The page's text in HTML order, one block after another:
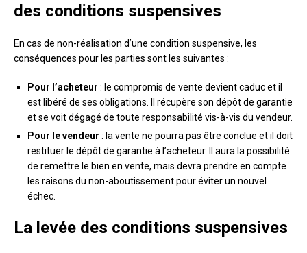
des conditions suspensives
En cas de non-réalisation d’une condition suspensive, les
conséquences pour les parties sont les suivantes :
Pour l’acheteur : le compromis de vente devient caduc et il
est libéré de ses obligations. Il récupère son dépôt de garantie
et se voit dégagé de toute responsabilité vis-à-vis du vendeur.
Pour le vendeur : la vente ne pourra pas être conclue et il doit
restituer le dépôt de garantie à l’acheteur. Il aura la possibilité
de remettre le bien en vente, mais devra prendre en compte
les raisons du non-aboutissement pour éviter un nouvel
échec.
La levée des conditions suspensives